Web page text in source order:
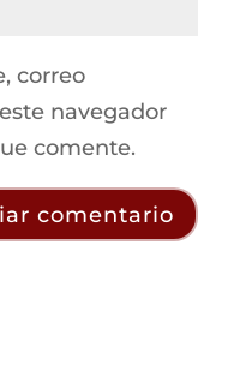
correo
navegador
comente.